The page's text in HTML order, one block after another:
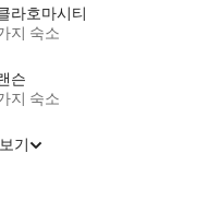
라호마시티
지 숙소
슨
지 숙소
기